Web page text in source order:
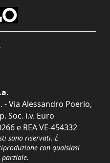
- Via Alessandro Poerio,
Soc. i.v. Euro
e REA VE-454332
sono riservati. È
con qualsiasi